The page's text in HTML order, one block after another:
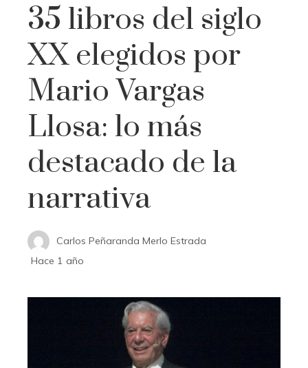
35 libros del siglo
XX elegidos por
Mario Vargas
Llosa: lo más
destacado de la
narrativa
Carlos Peñaranda Merlo Estrada
Hace 1 año